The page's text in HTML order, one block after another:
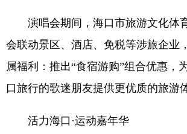
演唱会期间，海口市旅游文化体
会联动景区、酒店、免税等涉旅企业
属福利：推出“食宿游购”组合优惠，
口旅行的歌迷朋友提供更优质的旅游
活力海口·运动嘉年华